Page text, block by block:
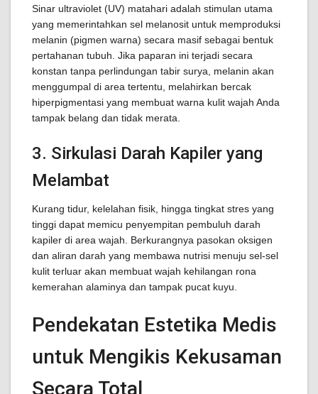
Sinar ultraviolet (UV) matahari adalah stimulan utama
yang memerintahkan sel melanosit untuk memproduksi
melanin (pigmen warna) secara masif sebagai bentuk
pertahanan tubuh. Jika paparan ini terjadi secara
konstan tanpa perlindungan tabir surya, melanin akan
menggumpal di area tertentu, melahirkan bercak
hiperpigmentasi yang membuat warna kulit wajah Anda
tampak belang dan tidak merata.
3. Sirkulasi Darah Kapiler yang
Melambat
Kurang tidur, kelelahan fisik, hingga tingkat stres yang
tinggi dapat memicu penyempitan pembuluh darah
kapiler di area wajah. Berkurangnya pasokan oksigen
dan aliran darah yang membawa nutrisi menuju sel-sel
kulit terluar akan membuat wajah kehilangan rona
kemerahan alaminya dan tampak pucat kuyu.
Pendekatan Estetika Medis
untuk Mengikis Kekusaman
Secara Total